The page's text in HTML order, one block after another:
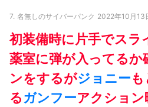
7. 名無しのサイバーパンク 2022年10月13
初装備時に片手でスラ
薬室に弾が入ってるか
ンをするがジョニー
るガンフーアクション